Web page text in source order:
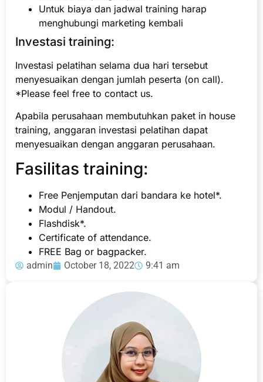
Untuk biaya dan jadwal training harap
menghubungi marketing kembali
Investasi training:
Investasi pelatihan selama dua hari tersebut
menyesuaikan dengan jumlah peserta (on call).
*Please feel free to contact us.
Apabila perusahaan membutuhkan paket in house
training, anggaran investasi pelatihan dapat
menyesuaikan dengan anggaran perusahaan.
Fasilitas training:
Free Penjemputan dari bandara ke hotel*.
Modul / Handout.
Flashdisk*.
Certificate of attendance.
FREE Bag or bagpacker.
admin October 18, 2022 9:41 am